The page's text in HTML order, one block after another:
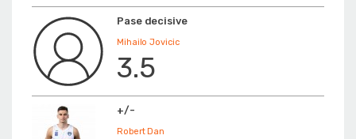
Pase decisive
Mihailo Jovicic
3.5
+/-
Robert Dan